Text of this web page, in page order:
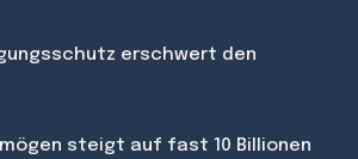
erschwert den
steigt auf fast 10 Billionen